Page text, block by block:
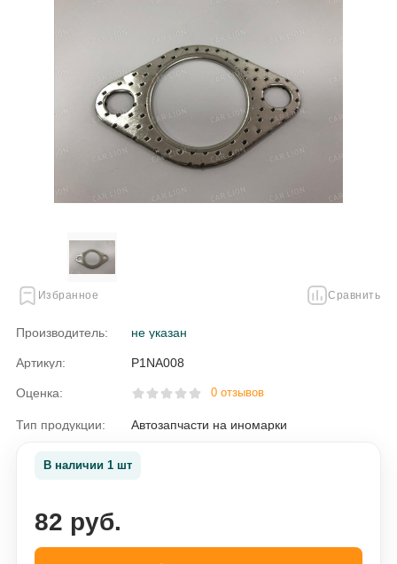
Избранное Сравнить
Производитель: не указан
Артикул: P1NA008
Оценка: 0 отзывов
Тип продукции: Автозапчасти на иномарки
В наличии 1 шт
82 руб.